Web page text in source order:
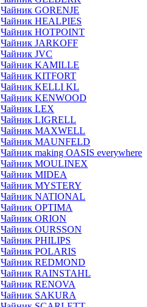
Чайник GORENJE
Чайник HEALPIES
Чайник HOTPOINT
Чайник JARKOFF
Чайник JVC
Чайник KAMILLE
Чайник KITFORT
Чайник KELLI KL
Чайник KENWOOD
Чайник LEX
Чайник LIGRELL
Чайник MAXWELL
Чайник MAUNFELD
Чайник making OASIS everywhere
Чайник MOULINEX
Чайник MIDEA
Чайник MYSTERY
Чайник NATIONAL
Чайник OPTIMA
Чайник ORION
Чайник OURSSON
Чайник PHILIPS
Чайник POLARIS
Чайник REDMOND
Чайник RAINSTAHL
Чайник RENOVA
Чайник SAKURA